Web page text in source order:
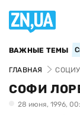
ВАЖНЫЕ ТЕМЫ
ГЛАВНАЯ
СОФИ
28 июня, 1996,